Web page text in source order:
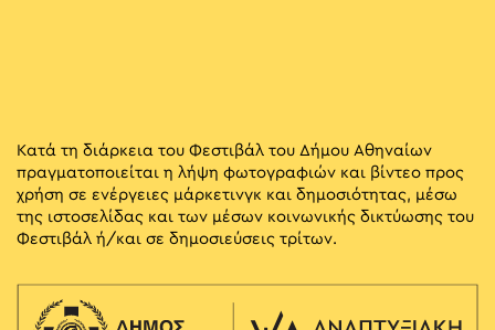
Κατά τη διάρκεια του Φεστιβάλ του Δήμου Αθηναίων
πραγματοποιείται η λήψη φωτογραφιών και βίντεο προς
χρήση σε ενέργειες μάρκετινγκ και δημοσιότητας, μέσω
της ιστοσελίδας και των μέσων κοινωνικής δικτύωσης του
Φεστιβάλ ή/και σε δημοσιεύσεις τρίτων.